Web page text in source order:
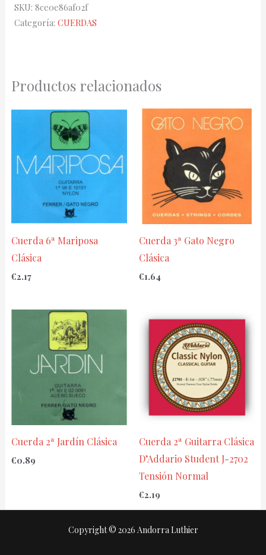
Flamenco
8276-
SKU: 8ce0e86af02f
Categoría: CUERDAS
Productos relacionados
Cuerda 6ª Mariposa
Clásica
€2.17
Cuerda 3ª Gato Negro
Clásica
€1.64
Cuerda 2ª Jardín Clásica
€0.89
Cuerda 2ª Guitarra Clásica
D’Addario Student J-2702
Tensión Normal
€2.19
Copyright © 2026 Andorra Luthier